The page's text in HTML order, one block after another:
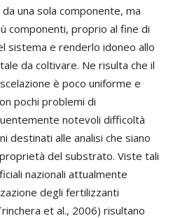
una sola componente, ma
componenti, proprio al fine di
sistema e renderlo idoneo allo
da coltivare. Ne risulta che il
è poco uniforme e
pochi problemi di
notevoli difficoltà
destinati alle analisi che siano
del substrato. Viste tali
nazionali attualmente
degli fertilizzanti
et al., 2006) risultano